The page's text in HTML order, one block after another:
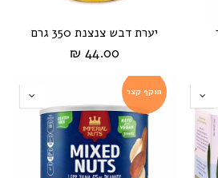
יערת דבש צנצנת 350 גרם
44.00 ₪
תוקף קצר